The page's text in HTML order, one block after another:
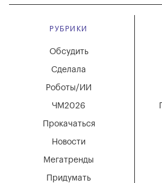
РУБРИКИ
Мегатренды
Придумать
Новости
Обсудить
Сделала
Роботы/ИИ
ЧМ2026
Прокачаться